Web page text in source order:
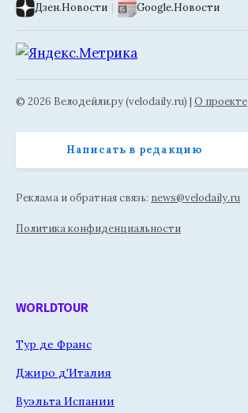
Дзен.Новости | Google.Новости
© 2026 Велодейли.ру (velodaily.ru) | О проекте
Написать в редакцию
Реклама и обратная связь: news@velodaily.ru
Политика конфиденциальности
WORLDTOUR
Тур де Франс
Джиро д'Италия
Вуэльта Испании